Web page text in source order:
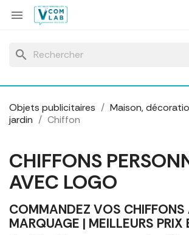

search
Objets publicitaires
Maison,
jardin
Chiffon
CHIFFONS
AVEC LOGO
COMMANDEZ VOS CHIFFONS
MARQUAGE | MEILLEURS PRIX
Panneau de gestion des cookies